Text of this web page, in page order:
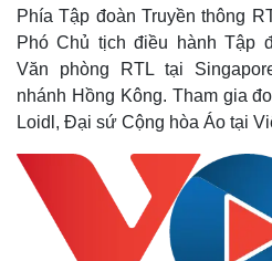
Phía Tập đoàn Truyền thông
Phó Chủ tịch điều hành Tập
Văn phòng RTL tại
nhánh Hồng Kông. Tham gia
Loidl, Đại sứ Cộng hòa Áo tại